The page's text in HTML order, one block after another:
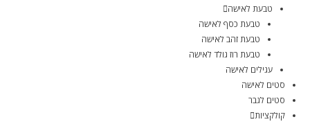
טבעת לאישה
טבעת כסף לאישה
טבעת זהב לאישה
טבעת רוז גולד לאישה
עגילים לאישה
סטים לאישה
סטים לגבר
קולקציות